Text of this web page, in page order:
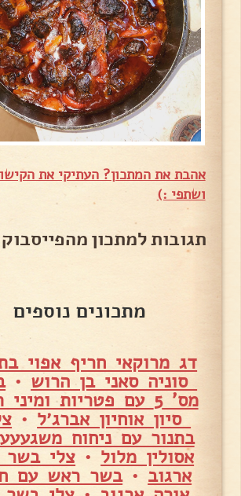
אהבת את המתכון? העתיקי את
ושתפי :)
תגובות למתכון מהפייסבוק
מתכונים נוספים
דג מרוקאי חריף אפוי
סוניה סאני בן הרוש •
מס' 5 עם פטריות
סיון אוחיון אברג׳ל •
בתנור עם ניחוח
אסולין מלול • צלי
ארגוב •בשר ראש עם